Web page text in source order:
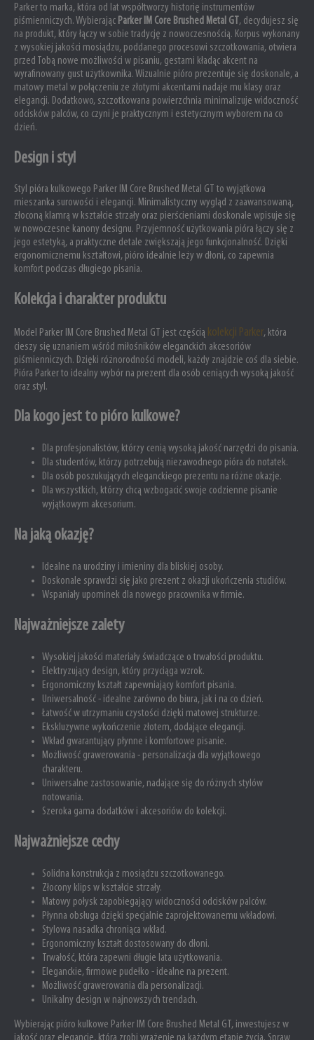
Parker to marka, która od lat współtworzy historię instrumentów
piśmienniczych. Wybierając Parker IM Core Brushed Metal GT , decydujesz się
na produkt, który łączy w sobie tradycję z nowoczesnością. Korpus wykonany
z wysokiej jakości mosiądzu, poddanego procesowi szczotkowania, otwiera
przed Tobą nowe możliwości w pisaniu, gestami kładąc akcent na
wyrafinowany gust użytkownika. Wizualnie pióro prezentuje się doskonale, a
matowy metal w połączeniu ze złotymi akcentami nadaje mu klasy oraz
elegancji. Dodatkowo, szczotkowana powierzchnia minimalizuje widoczność
odcisków palców, co czyni je praktycznym i estetycznym wyborem na co
dzień.
Design i styl
Styl pióra kulkowego Parker IM Core Brushed Metal GT to wyjątkowa
mieszanka surowości i elegancji. Minimalistyczny wygląd z zaawansowaną,
złoconą klamrą w kształcie strzały oraz pierścieniami doskonale wpisuje się
w nowoczesne kanony designu. Przyjemność użytkowania pióra łączy się z
jego estetyką, a praktyczne detale zwiększają jego funkcjonalność. Dzięki
ergonomicznemu kształtowi, pióro idealnie leży w dłoni, co zapewnia
komfort podczas długiego pisania.
Kolekcja i charakter produktu
Model Parker IM Core Brushed Metal GT jest częścią kolekcji Parker, która
cieszy się uznaniem wśród miłośników eleganckich akcesoriów
piśmienniczych. Dzięki różnorodności modeli, każdy znajdzie coś dla siebie.
Pióra Parker to idealny wybór na prezent dla osób ceniących wysoką jakość
oraz styl.
Dla kogo jest to pióro kulkowe?
Dla profesjonalistów, którzy cenią wysoką jakość narzędzi do pisania.
Dla studentów, którzy potrzebują niezawodnego pióra do notatek.
Dla osób poszukujących eleganckiego prezentu na różne okazje.
Dla wszystkich, którzy chcą wzbogacić swoje codzienne pisanie
wyjątkowym akcesorium.
Na jaką okazję?
Idealne na urodziny i imieniny dla bliskiej osoby.
Doskonale sprawdzi się jako prezent z okazji ukończenia studiów.
Wspaniały upominek dla nowego pracownika w firmie.
Najważniejsze zalety
Wysokiej jakości materiały świadczące o trwałości produktu.
Elektryzujący design, który przyciąga wzrok.
Ergonomiczny kształt zapewniający komfort pisania.
Uniwersalność - idealne zarówno do biura, jak i na co dzień.
Łatwość w utrzymaniu czystości dzięki matowej strukturze.
Ekskluzywne wykończenie złotem, dodające elegancji.
Wkład gwarantujący płynne i komfortowe pisanie.
Możliwość grawerowania - personalizacja dla wyjątkowego
charakteru.
Uniwersalne zastosowanie, nadające się do różnych stylów
notowania.
Szeroka gama dodatków i akcesoriów do kolekcji.
Najważniejsze cechy
Solidna konstrukcja z mosiądzu szczotkowanego.
Złocony klips w kształcie strzały.
Matowy połysk zapobiegający widoczności odcisków palców.
Płynna obsługa dzięki specjalnie zaprojektowanemu wkładowi.
Stylowa nasadka chroniąca wkład.
Ergonomiczny kształt dostosowany do dłoni.
Trwałość, która zapewni długie lata użytkowania.
Eleganckie, firmowe pudełko - idealne na prezent.
Możliwość grawerowania dla personalizacji.
Unikalny design w najnowszych trendach.
Wybierając pióro kulkowe Parker IM Core Brushed Metal GT, inwestujesz w